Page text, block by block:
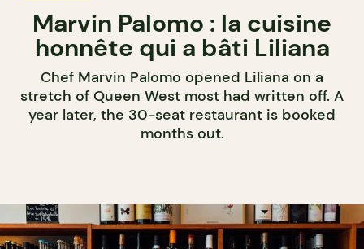
Marvin Palomo : la cuisine
honnête qui a bâti Liliana
Chef Marvin Palomo opened Liliana on a
stretch of Queen West most had written off. A
year later, the 30-seat restaurant is booked
months out.